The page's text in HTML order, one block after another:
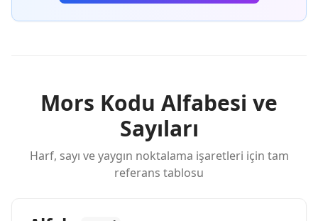
Mors Kodu Alfabesi ve
Sayıları
Harf, sayı ve yaygın noktalama işaretleri için tam
referans tablosu